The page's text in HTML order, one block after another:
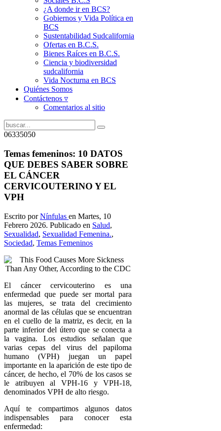
¿A donde ir en BCS?
Gobiernos y Vida Política en
BCS
Sustentabilidad Sudcalifornia
Ofertas en B.C.S.
Bienes Raíces en B.C.S.
Ciencia y biodiversidad
sudcalifornia
Vida Nocturna en BCS
Quiénes Somos
Contáctenos ▿
Comentarios al sitio
06335050
Temas femeninos: 10 DATOS
QUE DEBES SABER SOBRE
EL CÁNCER
CERVICOUTERINO Y EL
VPH
Escrito porNínfulas en Martes, 10
Febrero 2026. Publicado en Salud,
Sexualidad, Sexualidad Femenina.,
Sociedad, Temas Femeninos
El cáncer cervicouterino es una
enfermedad que puede ser mortal para
las mujeres, se trata del crecimiento
anormal de las células que se encuentran
en el cuello de la matriz, es decir, en la
parte inferior del útero que se conecta a
la vagina. Los estudios señalan que
varias cepas del virus del papiloma
humano (VPH) juegan un papel
importante en la aparición de este tipo de
cáncer, de hecho, el 70% de los casos se
le atribuyen al VPH-16 y VPH-18,
denominados VPH de alto riesgo.
Aquí te compartimos algunos datos
indispensables para conocer esta
enfermedad: